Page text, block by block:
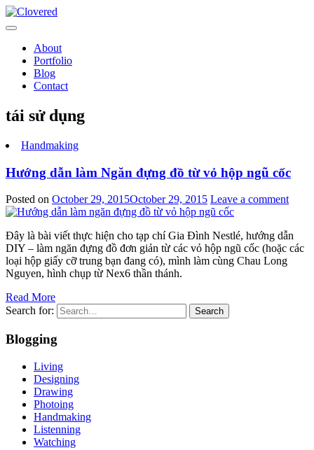
Toggle
navigationAbout
Portfolio
Blog
Contact
tái sử dụng
Handmaking
Hướng dẫn làm Ngăn đựng đồ từ vỏ hộp ngũ cốc
Posted on October 29, 2015October 29, 2015 Leave a comment
Đây là bài viết thực hiện cho tạp chí Gia Đình Nestlé, hướng dẫn
DIY – làm ngăn đựng đồ đơn giản từ các vỏ hộp ngũ cốc (hoặc các
loại hộp giấy cỡ trung bạn đang có), mình làm cùng Chau Long
Nguyen, hình chụp từ Nex6 thần thánh.
Read More
Search for:
Search
Blogging
Living
Designing
Drawing
Photoing
Handmaking
Listenning
Watching